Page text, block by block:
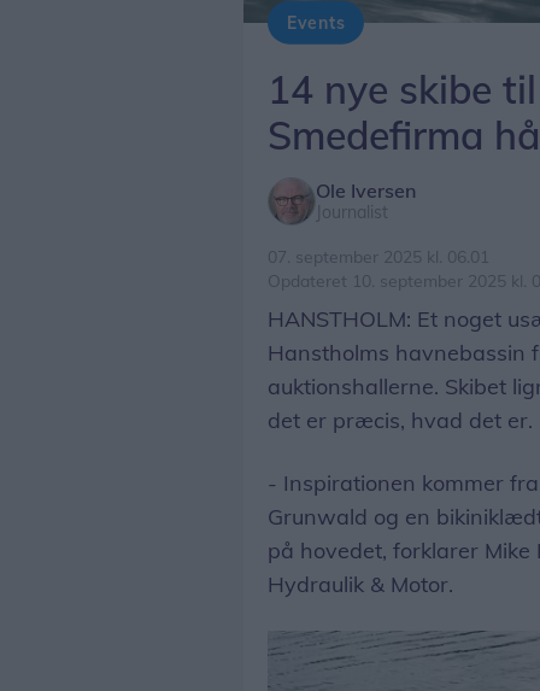
Events
14 nye skibe
Smedefirma
Ole Iversen
Journalist
07. september 2025 kl. 06.01
Opdateret 10. september 2025 kl.
HANSTHOLM: Et noget
Hanstholms havnebassin
auktionshallerne. Skibet
det er præcis, hvad det er.
- Inspirationen kommer
Grunwald og en
på hovedet, forklarer Mike
Hydraulik & Motor.